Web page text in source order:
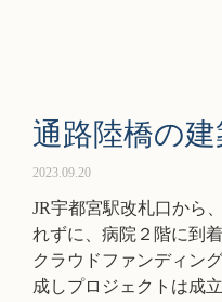
通路陸橋の
2023.09.20
JR宇都宮駅改札口から
れずに、病院２階に到
クラウドファンディン
成しプロジェクトは成